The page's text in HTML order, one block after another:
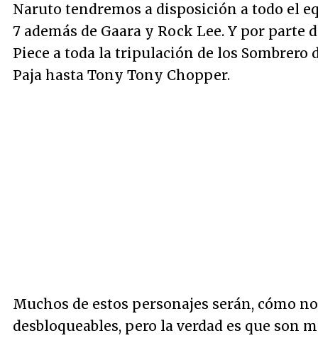
Naruto tendremos a disposición a todo el
7 además de Gaara y Rock Lee. Y por parte
Piece a toda la tripulación de los Sombrero
Paja hasta Tony Tony Chopper.
Muchos de estos personajes serán, cómo
desbloqueables, pero la verdad es que son